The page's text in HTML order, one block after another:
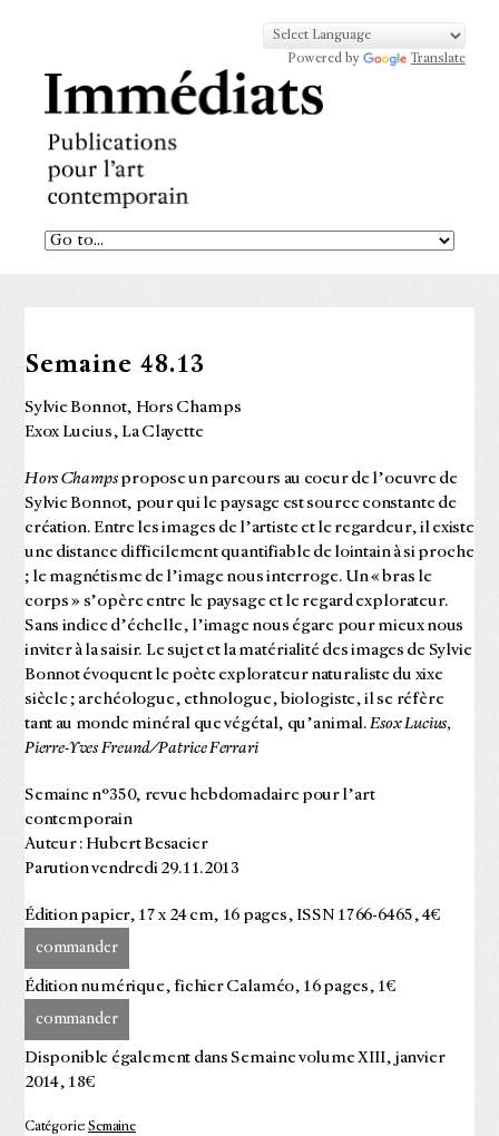
Powered by Translate
Semaine 48.13
Sylvie Bonnot, Hors Champs
Exox Lucius, La Clayette
Hors Champspropose un parcours au coeur de l’oeuvre de
Sylvie Bonnot, pour qui le paysage est source constante de
création. Entre les images de l’artiste et le regardeur, il existe
une distance difficilement quantifiable de lointain à si proche
; le magnétisme de l’image nous interroge. Un « bras le
corps » s’opère entre le paysage et le regard explorateur.
Sans indice d’échelle, l’image nous égare pour mieux nous
inviter à la saisir. Le sujet et la matérialité des images de Sylvie
Bonnot évoquent le poète explorateur naturaliste du xixe
siècle ; archéologue, ethnologue, biologiste, il se réfère
tant au monde minéral que végétal, qu’animal.Esox Lucius,
Pierre-Yves Freund/Patrice Ferrari
Semaine n°350, revue hebdomadaire pour l’art
contemporain
Auteur : Hubert Besacier
Parution vendredi 29.11.2013
Édition papier, 17 x 24 cm, 16 pages, ISSN 1766-6465, 4€
commander
Édition numérique, fichier Calaméo, 16 pages, 1€
commander
Disponible également dans Semaine volume XIII, janvier
2014, 18€
Catégorie: Semaine